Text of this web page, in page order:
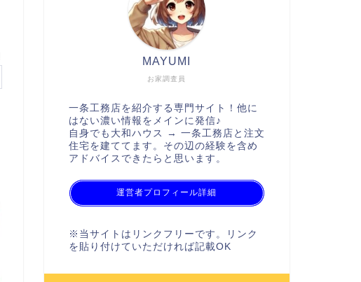
お家調査員
MAYUMI
一条工務店を紹介する専門サイト！他に
はない濃い情報をメインに発信♪
自身でも大和ハウス → 一条工務店と注文
住宅を建ててます。その辺の経験を含め
アドバイスできたらと思います。
運営者プロフィール詳細
※当サイトはリンクフリーです。リンク
を貼り付けていただければ記載OK